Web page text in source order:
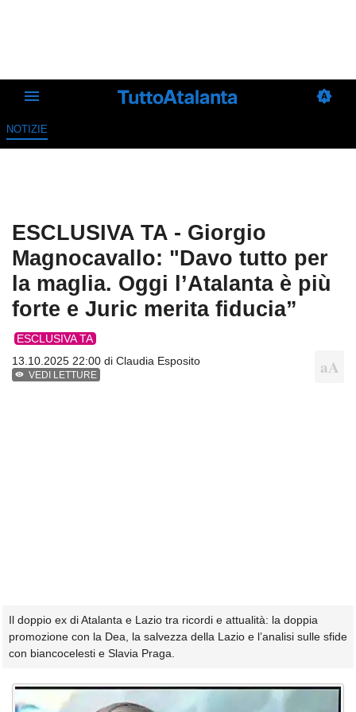
NOTIZIE
ESCLUSIVA TA - Giorgio
Magnocavallo: "Davo tutto per
la maglia. Oggi l’Atalanta è più
forte e Juric merita fiducia”
ESCLUSIVA TA
13.10.2025 22:00 di Claudia Esposito
VEDI LETTURE
Il doppio ex di Atalanta e Lazio tra ricordi e attualità: la doppia
promozione con la Dea, la salvezza della Lazio e l’analisi sulle sfide
con biancocelesti e Slavia Praga.